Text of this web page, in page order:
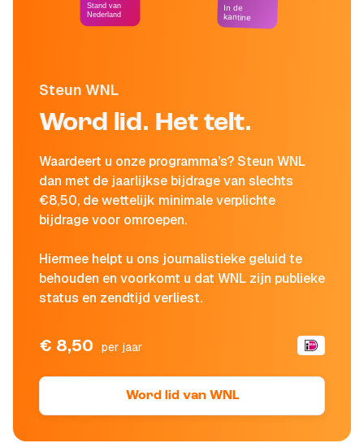
Steun WNL
Word lid. Het telt.
Waardeert u onze programma's? Steun WNL
dan met de jaarlijkse bijdrage van slechts
€8,50, de wettelijk minimale verplichte
bijdrage voor omroepen.
Hiermee helpt u ons journalistieke geluid te
behouden en voorkomt u dat WNL zijn publieke
status en zendtijd verliest.
€ 8,50 per jaar
Word lid van WNL
Stand van
Nederland
In de
kantine